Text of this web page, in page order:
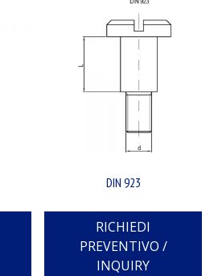
DIN 923
RICHIEDI
PREVENTIVO /
INQUIRY